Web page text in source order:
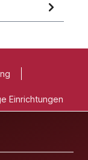
Einrichtungen